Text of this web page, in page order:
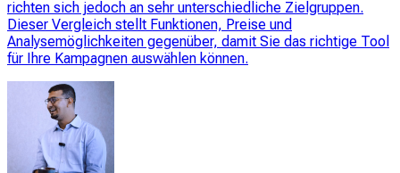
richten sich jedoch an sehr unterschiedliche Zielgruppen.
Dieser Vergleich stellt Funktionen, Preise und
Analysemöglichkeiten gegenüber, damit Sie das richtige Tool
für Ihre Kampagnen auswählen können.